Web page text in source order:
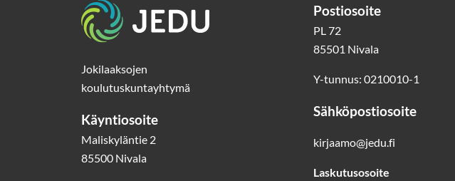
Etusivu
Jokilaaksojen
koulutuskuntayhtymä
Käyntiosoite
Maliskyläntie 2
85500 Nivala
Postiosoite
PL 72
85501 Nivala
Y-tunnus: 0210010-1
Sähköpostiosoite
kirjaamo@jedu.fi
Laskutusosoite